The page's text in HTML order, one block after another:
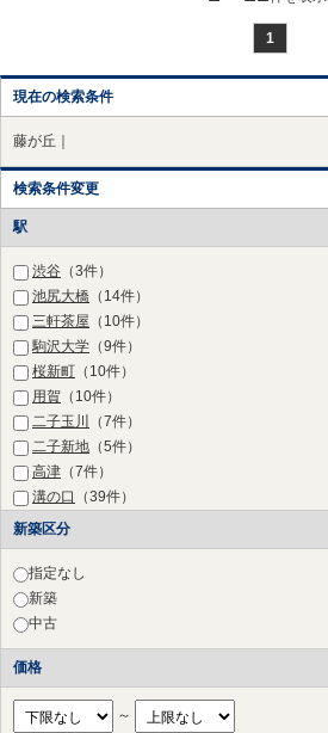
1
現在の検索条件
藤が丘｜
検索条件変更
駅
渋谷 （3件）
池尻大橋 （14件）
三軒茶屋 （10件）
駒沢大学 （9件）
桜新町 （10件）
用賀 （10件）
二子玉川
（7件）
二子新地 （5件）
高津 （7件）
溝の口
（39件）
梶が谷
宮崎台（27件）
宮前平（44件）
鷺沼
たまプラーザ
あざみ野（14件）
江田
市が尾（9件）
藤が丘（11件）
新築区分
指定なし
新築
中古
価格
～